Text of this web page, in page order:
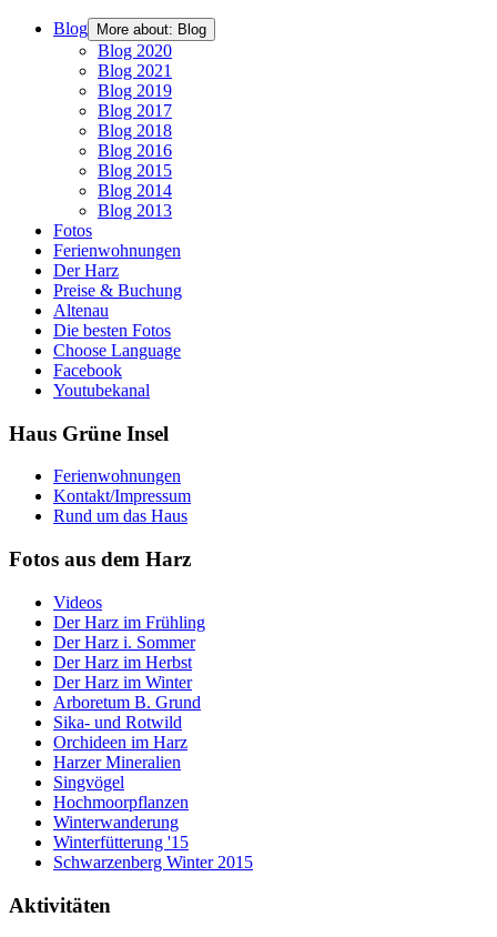
Blog More about: Blog
Blog 2020
Blog 2021
Blog 2019
Blog 2017
Blog 2018
Blog 2016
Blog 2015
Blog 2014
Blog 2013
Fotos
Ferienwohnungen
Der Harz
Preise & Buchung
Altenau
Die besten Fotos
Choose Language
Facebook
Youtubekanal
Haus Grüne Insel
Ferienwohnungen
Kontakt/Impressum
Rund um das Haus
Fotos aus dem Harz
Videos
Der Harz im Frühling
Der Harz i. Sommer
Der Harz im Herbst
Der Harz im Winter
Arboretum B. Grund
Sika- und Rotwild
Orchideen im Harz
Harzer Mineralien
Singvögel
Hochmoorpflanzen
Winterwanderung
Winterfütterung '15
Schwarzenberg Winter 2015
Aktivitäten